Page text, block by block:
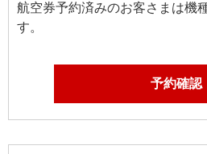
航空券予約済みのお客さまは機
す。
予約確認